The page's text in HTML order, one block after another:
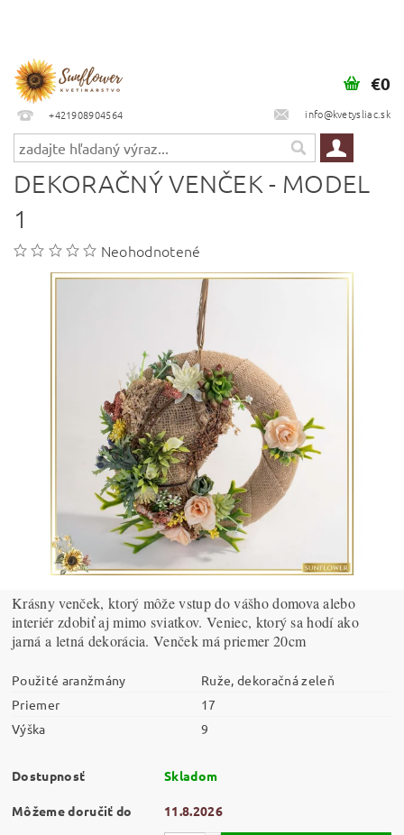
+421908904564 info@kvetysliac.sk
€0
DEKORAČNÝ VENČEK - MODEL
1
Neohodnotené
Krásny venček, ktorý môže vstup do vášho domova alebo
interiér zdobiť aj mimo sviatkov. Veniec, ktorý sa hodí ako
jarná a letná dekorácia. Venček má priemer 20cm
Použité aranžmány
Ruže, dekoračná zeleň
Priemer
17
Výška
9
Dostupnosť Skladom
Môžeme doručiť do 11.8.2026